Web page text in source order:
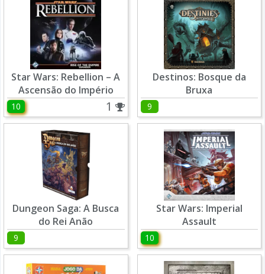
Star Wars: Rebellion – A
Ascensão do Império
10 1
Destinos: Bosque da
Bruxa
9
Dungeon Saga: A Busca
do Rei Anão
9
Star Wars: Imperial
Assault
10